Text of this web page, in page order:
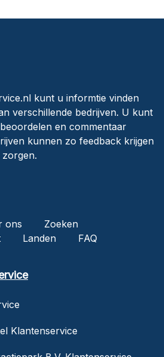
kunt u informtie vinden
verschillende bedrijven. U kunt
en commentaar
kunnen zo feedback krijgen
ons
Zoeken
Landen FAQ
Klantenservice